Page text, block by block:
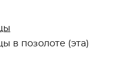
в позолоте (эта)